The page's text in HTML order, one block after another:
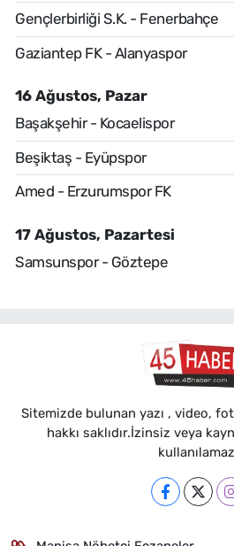
Gençlerbirliği S.K. - Fenerbahçe
Gaziantep FK - Alanyaspor
16 Ağustos, Pazar
Başakşehir - Kocaelispor
Beşiktaş - Eyüpspor
Amed - Erzurumspor FK
17 Ağustos, Pazartesi
Samsunspor - Göztepe
Sitemizde bulunan yazı , video,
hakkı saklıdır.İzinsiz veya